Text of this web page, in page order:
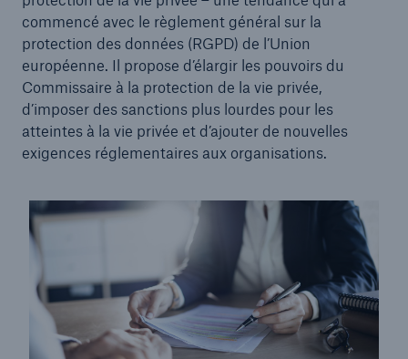
commencé avec le règlement général sur la
protection des données (RGPD) de l’Union
européenne. Il propose d’élargir les pouvoirs du
Commissaire à la protection de la vie privée,
d’imposer des sanctions plus lourdes pour les
atteintes à la vie privée et d’ajouter de nouvelles
exigences réglementaires aux organisations.